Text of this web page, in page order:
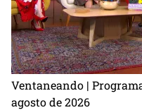
Ventaneando |
agosto de 2026